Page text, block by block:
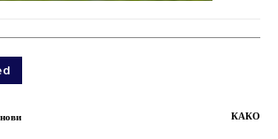
КАКО